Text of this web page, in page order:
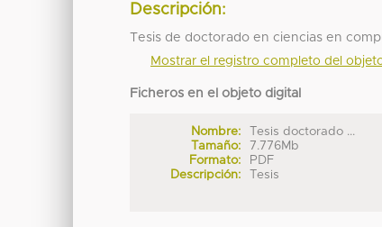
Descripción:
Tesis de doctorado en ciencias en
Mostrar el registro completo del
Ficheros en el objeto digital
Nombre:
Tesis doctorado ...
Tamaño:
7.776Mb
Formato:
PDF
Descripción:
Tesis